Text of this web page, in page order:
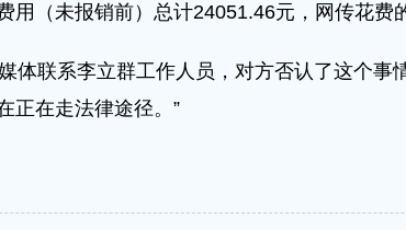
用（未报销前）总计24051.46元，网传花费
联系李立群工作人员，对方否认了这个事
正在走法律途径。”